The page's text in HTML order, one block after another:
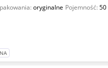
oryginalne Pojemność:50